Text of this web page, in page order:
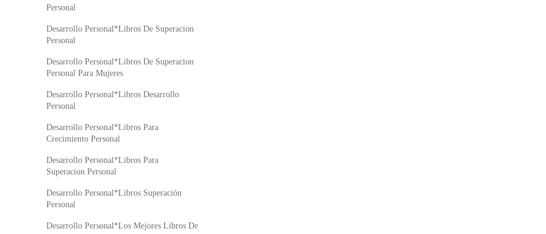
Personal
Desarrollo Personal*Libros De Superacion
Personal
Desarrollo Personal*Libros De Superacion
Personal Para Mujeres
Desarrollo Personal*Libros Desarrollo
Personal
Desarrollo Personal*Libros Para
Crecimiento Personal
Desarrollo Personal*Libros Para
Superacion Personal
Desarrollo Personal*Libros Superación
Personal
Desarrollo Personal*Los Mejores Libros De